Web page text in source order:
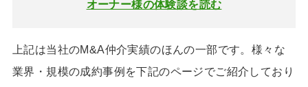
オーナー様の体験談を読む
上記は当社のM&A仲介実績のほんの一部です。様々な
業界・規模の成約事例を下記のページでご紹介しており